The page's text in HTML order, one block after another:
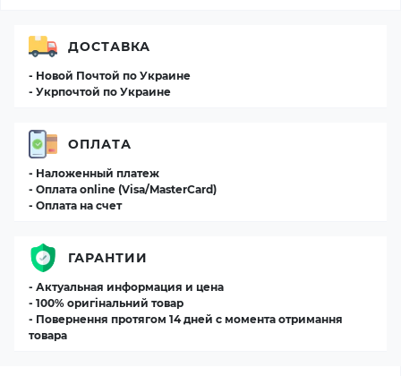
ДОСТАВКА
- Новой Почтой по Украине
- Укрпочтой по Украине
ОПЛАТА
- Наложенный платеж
- Оплата online (Visa/MasterCard)
- Оплата на счет
ГАРАНТИИ
- Актуальная информация и цена
- 100% оригінальний товар
- Повернення протягом 14 дней с момента отримання
товара